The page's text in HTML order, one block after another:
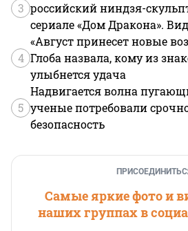
3 российский ниндзя-
сериале «Дом Дракона».
4
«Август принесет новые
Глоба назвала, кому из
улыбнется удача
5
Надвигается волна
ученые потребовали
безопасность
Самые яркие фото и
наших группах в